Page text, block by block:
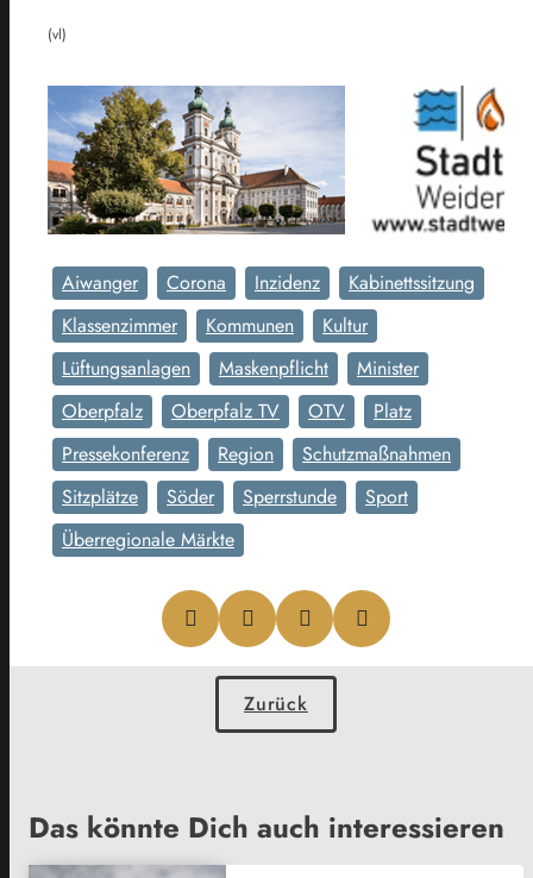
(vl)
Aiwanger Corona Inzidenz
Kabinettssitzung
Klassenzimmer
Kommunen
Kultur
Lüftungsanlagen
Maskenpflicht
Minister
Oberpfalz
Oberpfalz TV OTV
Platz
Pressekonferenz
Region
Schutzmaßnahmen
Sitzplätze
Söder Sperrstunde
Sport
Überregionale Märkte
Zurück
Das könnte Dich auch interessieren